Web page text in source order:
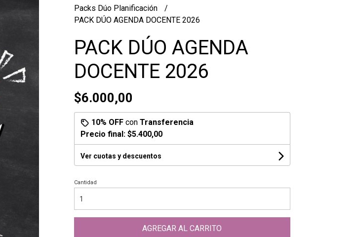
Packs Dúo Planificación
PACK DÚO AGENDA DOCENTE 2026
PACK DÚO AGENDA
DOCENTE 2026
$6.000,00
10% OFFcon Transferencia
Precio final: $5.400,00
Ver cuotas y descuentos
Cantidad
AGREGAR AL CARRITO